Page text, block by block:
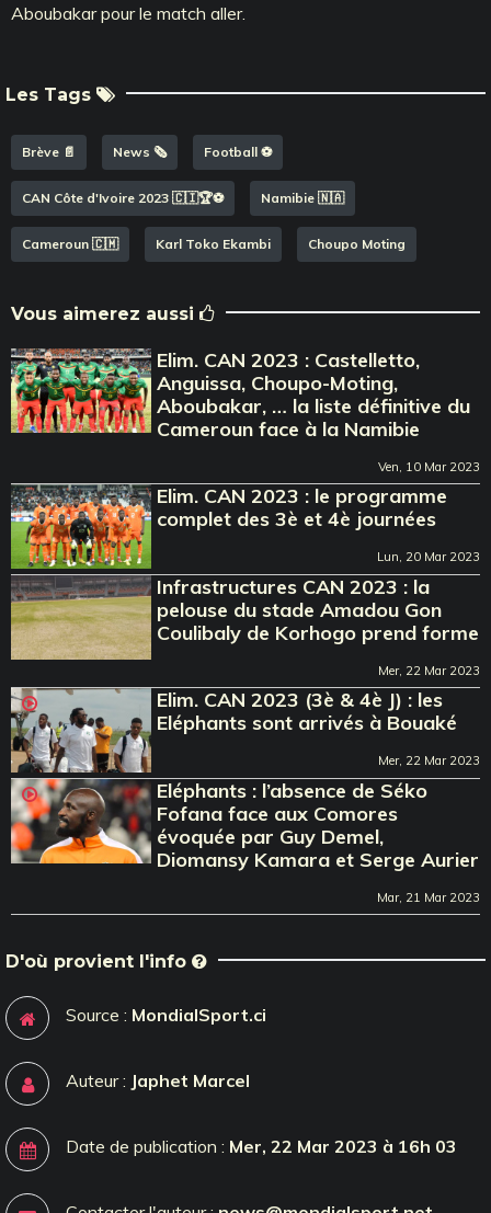
Aboubakar pour le match aller.
Les Tags
Brève 📄 News 🗞️ Football ⚽️
CAN Côte d'Ivoire 2023 🇨🇮🏆⚽️ Namibie 🇳🇦
Cameroun 🇨🇲 Karl Toko Ekambi Choupo Moting
Vous aimerez aussi
Elim. CAN 2023 : Castelletto,
Anguissa, Choupo-Moting,
Aboubakar, … la liste définitive du
Cameroun face à la Namibie
Ven, 10 Mar 2023
Elim. CAN 2023 : le programme
complet des 3è et 4è journées
Lun, 20 Mar 2023
Infrastructures CAN 2023 : la
pelouse du stade Amadou Gon
Coulibaly de Korhogo prend forme
Mer, 22 Mar 2023
Elim. CAN 2023 (3è & 4è J) : les
Eléphants sont arrivés à Bouaké
Mer, 22 Mar 2023
Eléphants : l’absence de Séko
Fofana face aux Comores
évoquée par Guy Demel,
Diomansy Kamara et Serge Aurier
Mar, 21 Mar 2023
D'où provient l'info
Source : MondialSport.ci
Auteur : Japhet Marcel
Date de publication : Mer, 22 Mar 2023 à 16h 03